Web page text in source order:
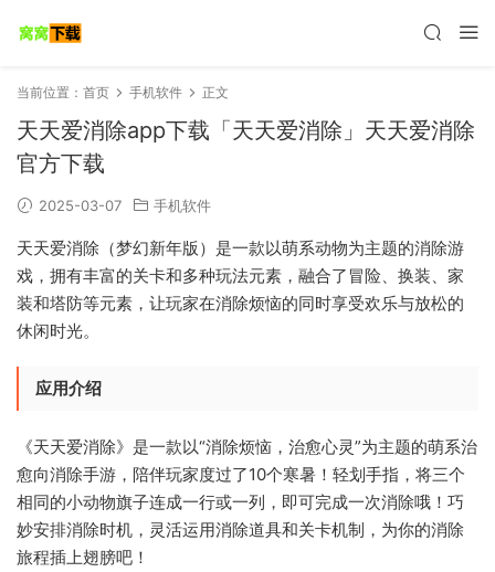
当前位置： 首页 手机软件 正文
天天爱消除app下载「天天爱消除」天天爱消除
官方下载
2025-03-07 手机软件
天天爱消除（梦幻新年版）是一款以萌系动物为主题的消除游
戏，拥有丰富的关卡和多种玩法元素，融合了冒险、换装、家
装和塔防等元素，让玩家在消除烦恼的同时享受欢乐与放松的
休闲时光。
应用介绍
《天天爱消除》是一款以“消除烦恼，治愈心灵”为主题的萌系治
愈向消除手游，陪伴玩家度过了10个寒暑！轻划手指，将三个
相同的小动物旗子连成一行或一列，即可完成一次消除哦！巧
妙安排消除时机，灵活运用消除道具和关卡机制，为你的消除
旅程插上翅膀吧！